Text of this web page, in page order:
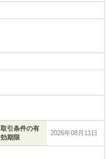
取引条件の有
効期限
2026年08月11日